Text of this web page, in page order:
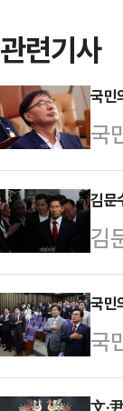
관련기사
국민
국
서
에
다
법
급
러
일
김문
김
"
었
해
김
국민
국
를